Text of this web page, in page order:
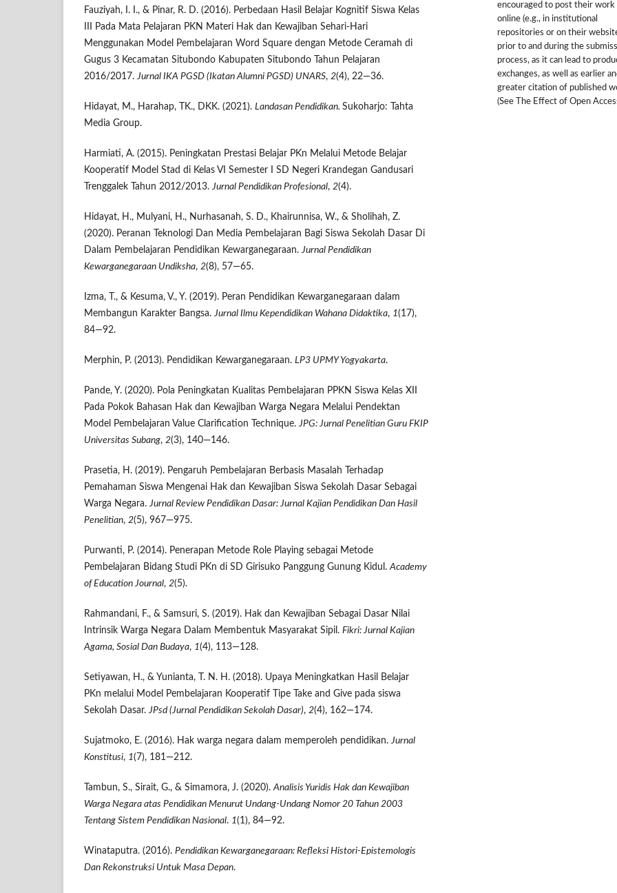
Fauziyah, I. I., & Pinar, R. D. (2016). Perbedaan Hasil Belajar Kognitif Siswa Kelas
III Pada Mata Pelajaran PKN Materi Hak dan Kewajiban Sehari-Hari
Menggunakan Model Pembelajaran Word Square dengan Metode Ceramah di
Gugus 3 Kecamatan Situbondo Kabupaten Situbondo Tahun Pelajaran
2016/2017.Jurnal IKA PGSD (Ikatan Alumni PGSD) UNARS, 2(4), 22—36.
Hidayat, M., Harahap, TK., DKK. (2021). Landasan Pendidikan. Sukoharjo: Tahta
Media Group.
Harmiati, A. (2015). Peningkatan Prestasi Belajar PKn Melalui Metode Belajar
Kooperatif Model Stad di Kelas VI Semester I SD Negeri Krandegan Gandusari
Trenggalek Tahun 2012/2013.Jurnal Pendidikan Profesional, 2(4).
Hidayat, H., Mulyani, H., Nurhasanah, S. D., Khairunnisa, W., & Sholihah, Z.
(2020). Peranan Teknologi Dan Media Pembelajaran Bagi Siswa Sekolah Dasar Di
Dalam Pembelajaran Pendidikan Kewarganegaraan.Jurnal Pendidikan
Kewarganegaraan Undiksha, 2(8), 57—65.
Izma, T., & Kesuma, V., Y. (2019). Peran Pendidikan Kewarganegaraan dalam
Membangun Karakter Bangsa.Jurnal Ilmu Kependidikan Wahana Didaktika, 1(17),
84—92.
Merphin, P. (2013). Pendidikan Kewarganegaraan. LP3 UPMY Yogyakarta.
Pande, Y. (2020). Pola Peningkatan Kualitas Pembelajaran PPKN Siswa Kelas XII
Pada Pokok Bahasan Hak dan Kewajiban Warga Negara Melalui Pendektan
Model Pembelajaran Value Clarification Technique.JPG: Jurnal Penelitian Guru FKIP
Universitas Subang, 2(3), 140—146.
Prasetia, H. (2019). Pengaruh Pembelajaran Berbasis Masalah Terhadap
Pemahaman Siswa Mengenai Hak dan Kewajiban Siswa Sekolah Dasar Sebagai
Warga Negara.Jurnal Review Pendidikan Dasar: Jurnal Kajian Pendidikan Dan Hasil
Penelitian, 2(5), 967—975.
Purwanti, P. (2014). Penerapan Metode Role Playing sebagai Metode
Pembelajaran Bidang Studi PKn di SD Girisuko Panggung Gunung Kidul.Academy
of Education Journal, 2(5).
Rahmandani, F., & Samsuri, S. (2019). Hak dan Kewajiban Sebagai Dasar Nilai
Intrinsik Warga Negara Dalam Membentuk Masyarakat Sipil. Fikri: Jurnal Kajian
Agama, Sosial Dan Budaya, 1(4), 113—128.
Setiyawan, H., & Yunianta, T. N. H. (2018). Upaya Meningkatkan Hasil Belajar
PKn melalui Model Pembelajaran Kooperatif Tipe Take and Give pada siswa
Sekolah Dasar.JPsd (Jurnal Pendidikan Sekolah Dasar), 2(4), 162—174.
Sujatmoko, E. (2016). Hak warga negara dalam memperoleh pendidikan.Jurnal
Konstitusi, 1(7), 181—212.
Tambun, S., Sirait, G., & Simamora, J. (2020).Analisis Yuridis Hak dan Kewajiban
Warga Negara atas Pendidikan Menurut Undang-Undang Nomor 20 Tahun 2003
Tentang Sistem Pendidikan Nasional. 1(1), 84—92.
Winataputra. (2016). Pendidikan Kewarganegaraan: Refleksi Histori-Epistemologis
Dan Rekonstruksi Untuk Masa Depan.
encouraged to post their work
online (e.g., in institutional
repositories or on their
prior to and during the
process, as it can lead to
exchanges, as well as earlier
greater citation of published
(See The Effect of Open